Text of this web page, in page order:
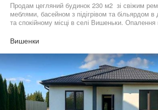
Продам цегляний будинок 230 м2 зі свіжим
меблями, басейном з підігрівом та більярдом
та спокійному місці в селі Вишеньки. Опалення
кімнати. Ділянка 11 соток. Гараж, літня кухня,
м. Вартість 170000$ Найбільший вибір
оголошення №1043. Дивіться інші оголошення
об’єктів нерухомості на нашому сайті
Вишенки